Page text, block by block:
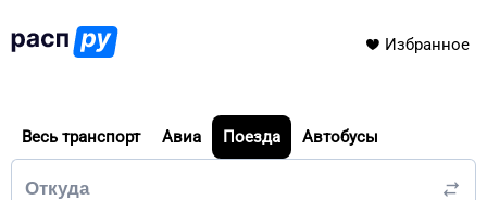
Избранное
Весь транспорт Авиа Поезда Автобусы